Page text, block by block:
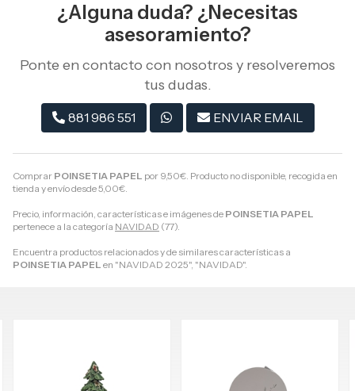
Comprar POINSETIA PAPEL por 9,50€. Producto no disponible, recogida en
tienda y envío desde5,00€.
Precio, información, características e imágenes de POINSETIA PAPEL
pertenece a la categoría NAVIDAD (77).
Encuentra productos relacionados y de similares características a
POINSETIA PAPEL en "NAVIDAD 2025", "NAVIDAD".
¿Alguna duda? ¿Necesitas
asesoramiento?
Ponte en contacto con nosotros y resolveremos
tus dudas.
881 986 551 ENVIAR EMAIL